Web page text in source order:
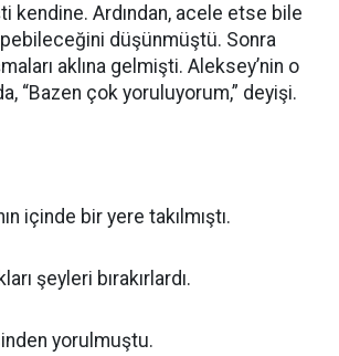
kendine. Ardından, acele etse bile
düşünmüştü. Sonra
aklına gelmişti. Aleksey’nin o
“Bazen çok yoruluyorum,” deyişi.
içinde bir yere takılmıştı.
şeyleri bırakırlardı.
yorulmuştu.